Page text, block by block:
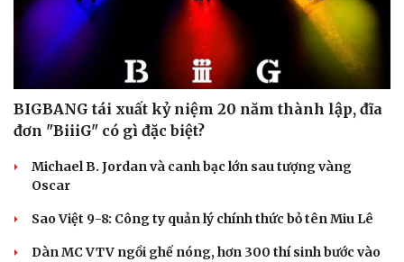
Ăn sạch sống khỏe
BIGBANG tái xuất kỷ niệm 20 năm thành lập, đĩa
đơn "BiiiG" có gì đặc biệt?
Michael B. Jordan và canh bạc lớn sau tượng vàng
Oscar
Sao Việt 9-8: Công ty quản lý chính thức bỏ tên Miu Lê
Dàn MC VTV ngồi ghế nóng, hơn 300 thí sinh bước vào